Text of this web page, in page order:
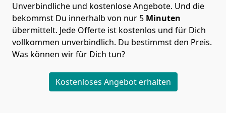
Unverbindliche und kostenlose Angebote. Und die
bekommst Du innerhalb von nur 5 Minuten
übermittelt. Jede Offerte ist kostenlos und für Dich
vollkommen unverbindlich. Du bestimmst den Preis.
Was können wir für Dich tun?
Kostenloses Angebot erhalten